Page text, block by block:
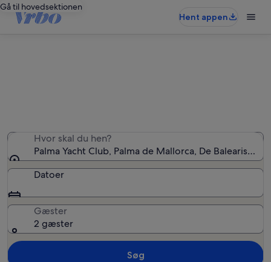
Gå til hovedsektionen
Hent appen
Hvor skal du hen?
Palma Yacht Club, Palma de Mallorca, De Baleariske
Datoer
Gæster
2 gæster
Søg